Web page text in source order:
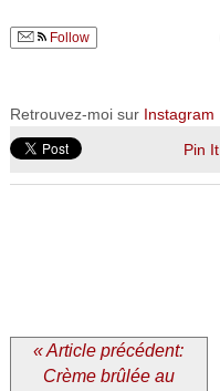
Follow
Retrouvez-moi sur Instagram
Pin It
« Article précédent:
Crème brûlée au